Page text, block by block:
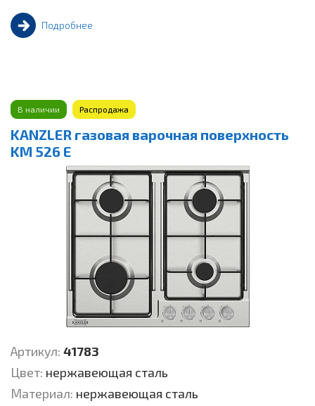
Подробнее
В наличии Распродажа
KANZLER газовая варочная поверхность
KM 526 E
Артикул: 41783
Цвет: нержавеющая сталь
Материал: нержавеющая сталь